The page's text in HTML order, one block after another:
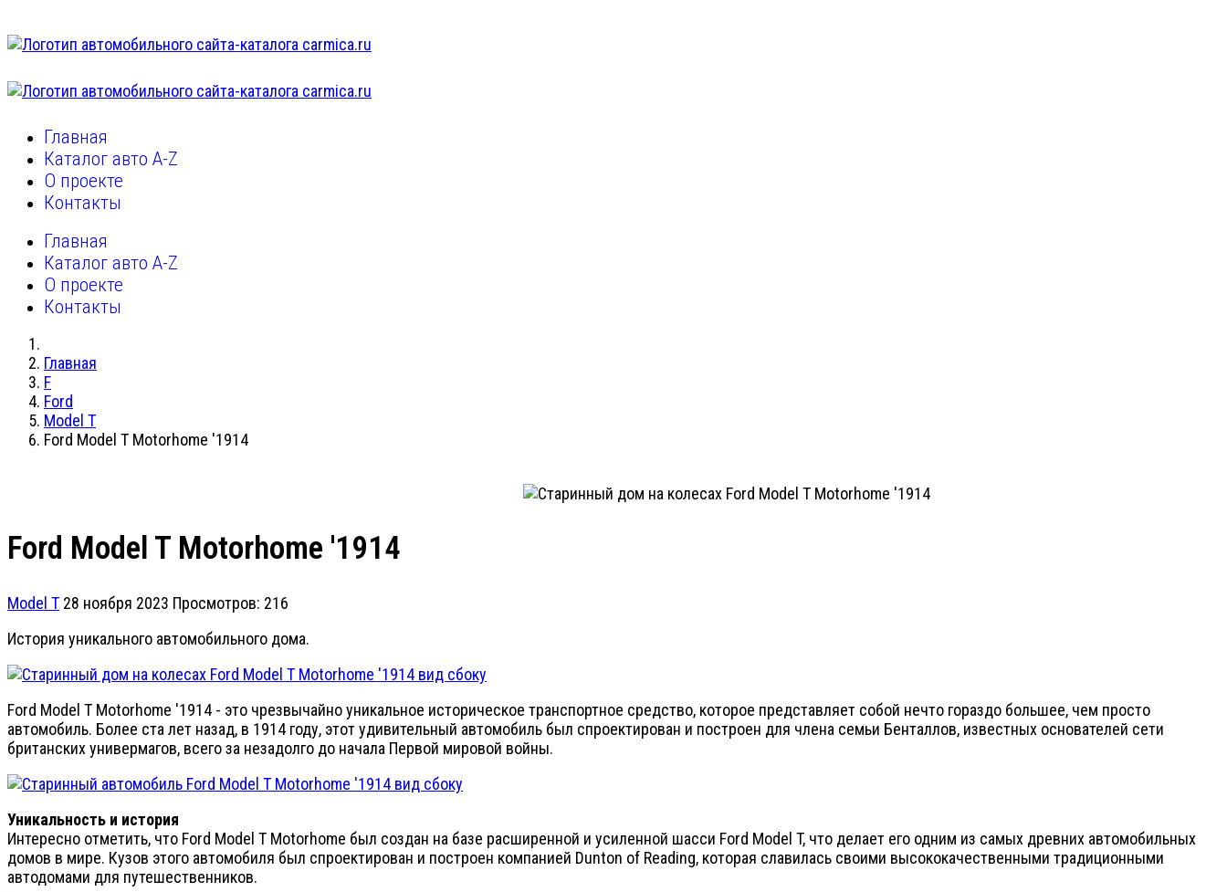
Главная
Каталог авто A-Z
О проекте
Контакты
Главная
Каталог авто A-Z
О проекте
Контакты
Главная
F
Ford
Model T
Ford Model T Motorhome '1914
Ford Model T Motorhome '1914
Model T 28 ноября 2023 Просмотров: 216
История уникального автомобильного дома.
Ford Model T Motorhome '1914 - это чрезвычайно уникальное историческое транспортное средство, которое представляет собой нечто гораздо большее, чем просто
автомобиль. Более ста лет назад, в 1914 году, этот удивительный автомобиль был спроектирован и построен для члена семьи Бенталлов, известных основателей сети
британских универмагов, всего за незадолго до начала Первой мировой войны.
Уникальность и история
Интересно отметить, что Ford Model T Motorhome был создан на базе расширенной и усиленной шасси Ford Model T, что делает его одним из самых древних автомобильных
домов в мире. Кузов этого автомобиля был спроектирован и построен компанией Dunton of Reading, которая славилась своими высококачественными традиционными
автодомами для путешественников.